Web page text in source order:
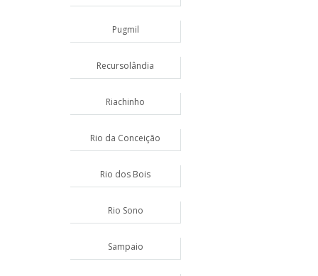
Pugmil
Recursolândia
Riachinho
Rio da Conceição
Rio dos Bois
Rio Sono
Sampaio